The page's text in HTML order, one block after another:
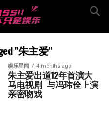
"朱主爱"
娱乐星闻 4 months ago
朱主爱出道12年首演大
马电视剧  与冯玮佺上演
亲密吻戏